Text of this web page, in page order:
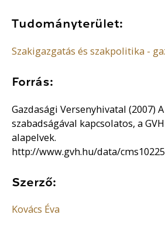
Tudományterület:
Szakigazgatás és szakpolitika -
Forrás:
Gazdasági Versenyhivatal (2007)
szabadságával kapcsolatos, a
alapelvek.
http://www.gvh.hu/data/
Szerző:
Kovács Éva